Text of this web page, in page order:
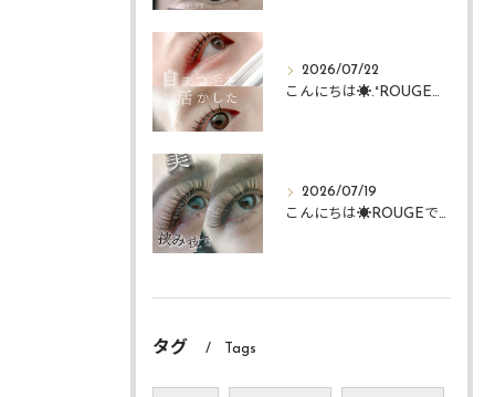
2026/07/22
こんにちは☀️.°ROUGEですᴗ ᴗ͈
2026/07/19
こんにちは☀️ROUGEですᴗ ᴗ͈
タグ Tags